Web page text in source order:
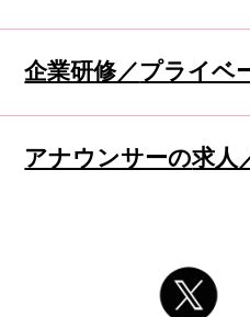
企業研修／プライベ
アナウンサーの求人